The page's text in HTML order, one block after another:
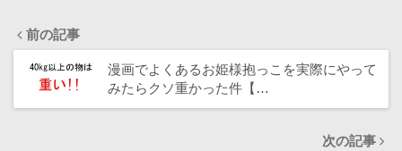
前の記事
漫画でよくあるお姫様抱っこを実際にやって
みたらクソ重かった件【…
次の記事